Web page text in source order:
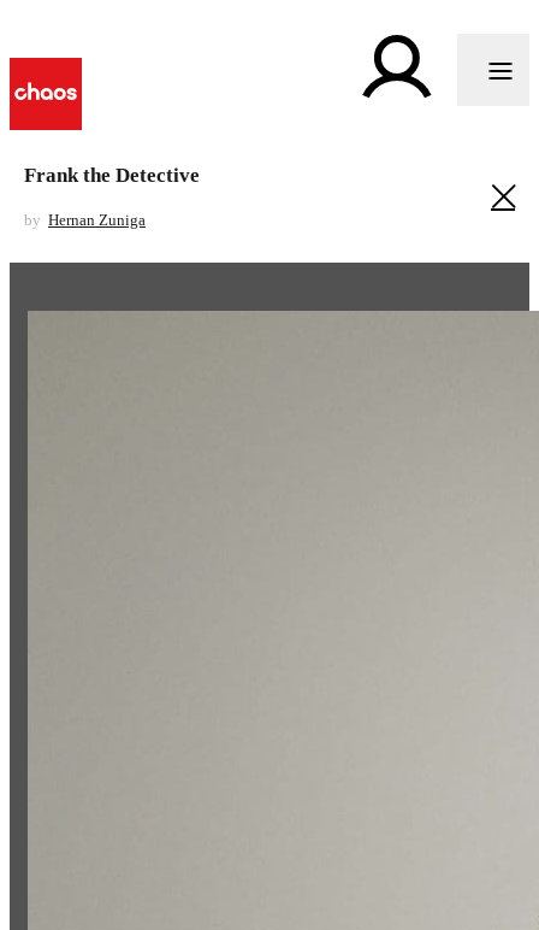
Frank the Detective
by Hernan Zuniga